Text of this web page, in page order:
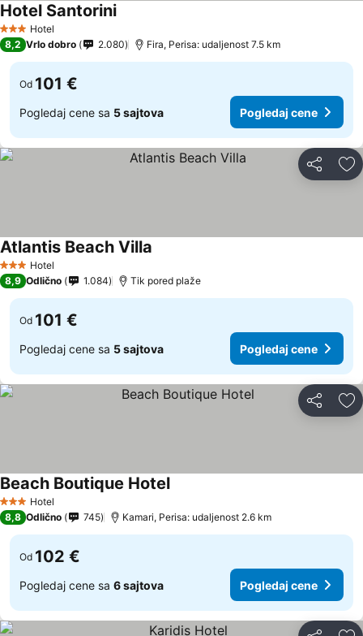
3 Zvezdice
Hotel
Hotel SantoriniPogledaj cene
8,2 Vrlo dobro 2.080 Fira, Perisa: udaljenost 7.5 km
Od 101 €
Pogledaj cene sa 5 sajtova Pogledaj cene
Deli
3 Zvezdice
Hotel
Atlantis Beach Villa
8,9 Odlično 1.084 Tik pored plaže
Od 101 €
Pogledaj cene sa 5 sajtova Pogledaj cene
Deli
3 Zvezdice
Hotel
Beach Boutique HotelPogledaj cene
8,8 Odlično 745 Kamari, Perisa: udaljenost 2.6 km
Od 102 €
Pogledaj cene sa 6 sajtova Pogledaj cene